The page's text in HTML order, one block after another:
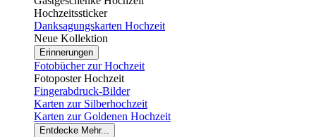
Hochzeitssticker
Danksagungskarten Hochzeit
Neue Kollektion
Erinnerungen
Fotobücher zur Hochzeit
Fotoposter Hochzeit
Fingerabdruck-Bilder
Karten zur Silberhochzeit
Karten zur Goldenen Hochzeit
Entdecke Mehr...